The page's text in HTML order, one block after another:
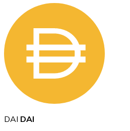
USD Coin
USDC
DAI DAI